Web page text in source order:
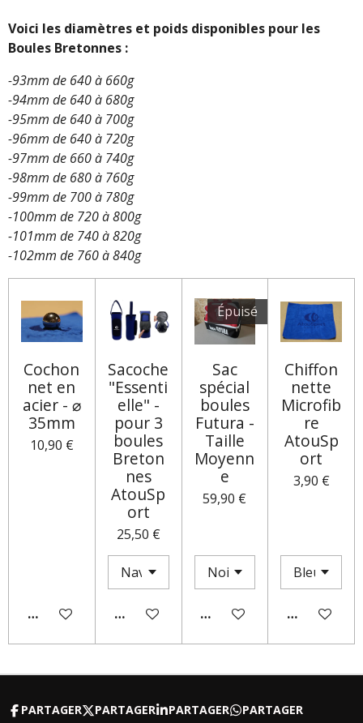
G
A
G
G
A
G
Voici les diamètres et poids disponibles pour les
Boules Bretonnes :
-93mm de 640 à 660g
-94mm de 640 à 680g
-95mm de 640 à 700g
-96mm de 640 à 720g
-97mm de 660 à 740g
-98mm de 680 à 760g
-99mm de 700 à 780g
-100mm de 720 à 800g
-101mm de 740 à 820g
-102mm de 760 à 840g
Cochon
net en
acier - ⌀
35mm
10,90 €
AJOUTER AU PANIER
Sacoche
"Essenti
elle" -
pour 3
boules
Breton
nes
AtouSp
ort
25,50 €
AJOUTER AU PANIER
Épuisé
Sac
spécial
boules
Futura -
Taille
Moyenn
e
59,90 €
M'AVERTIR SI DISPONIBLE
Chiffon
nette
Microfib
re
AtouSp
ort
3,90 €
AJOUTER
PARTAGER PARTAGER PARTAGER PARTAGER